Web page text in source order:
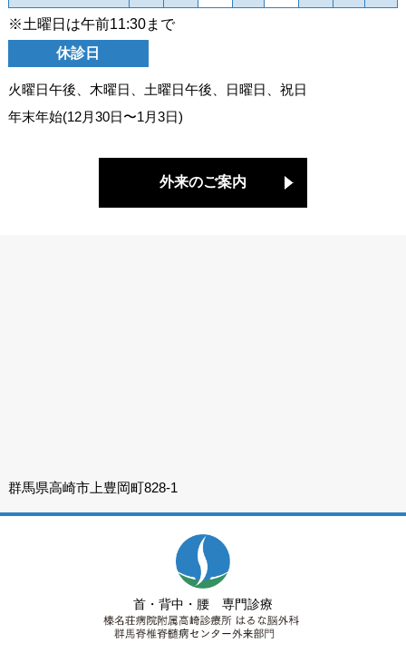
※土曜日は午前11:30まで
休診日
火曜日午後、木曜日、土曜日午後、日曜日、祝日
年末年始(12月30日〜1月3日)
外来のご案内
群馬県高崎市上豊岡町828-1
首・背中・腰 専門診療